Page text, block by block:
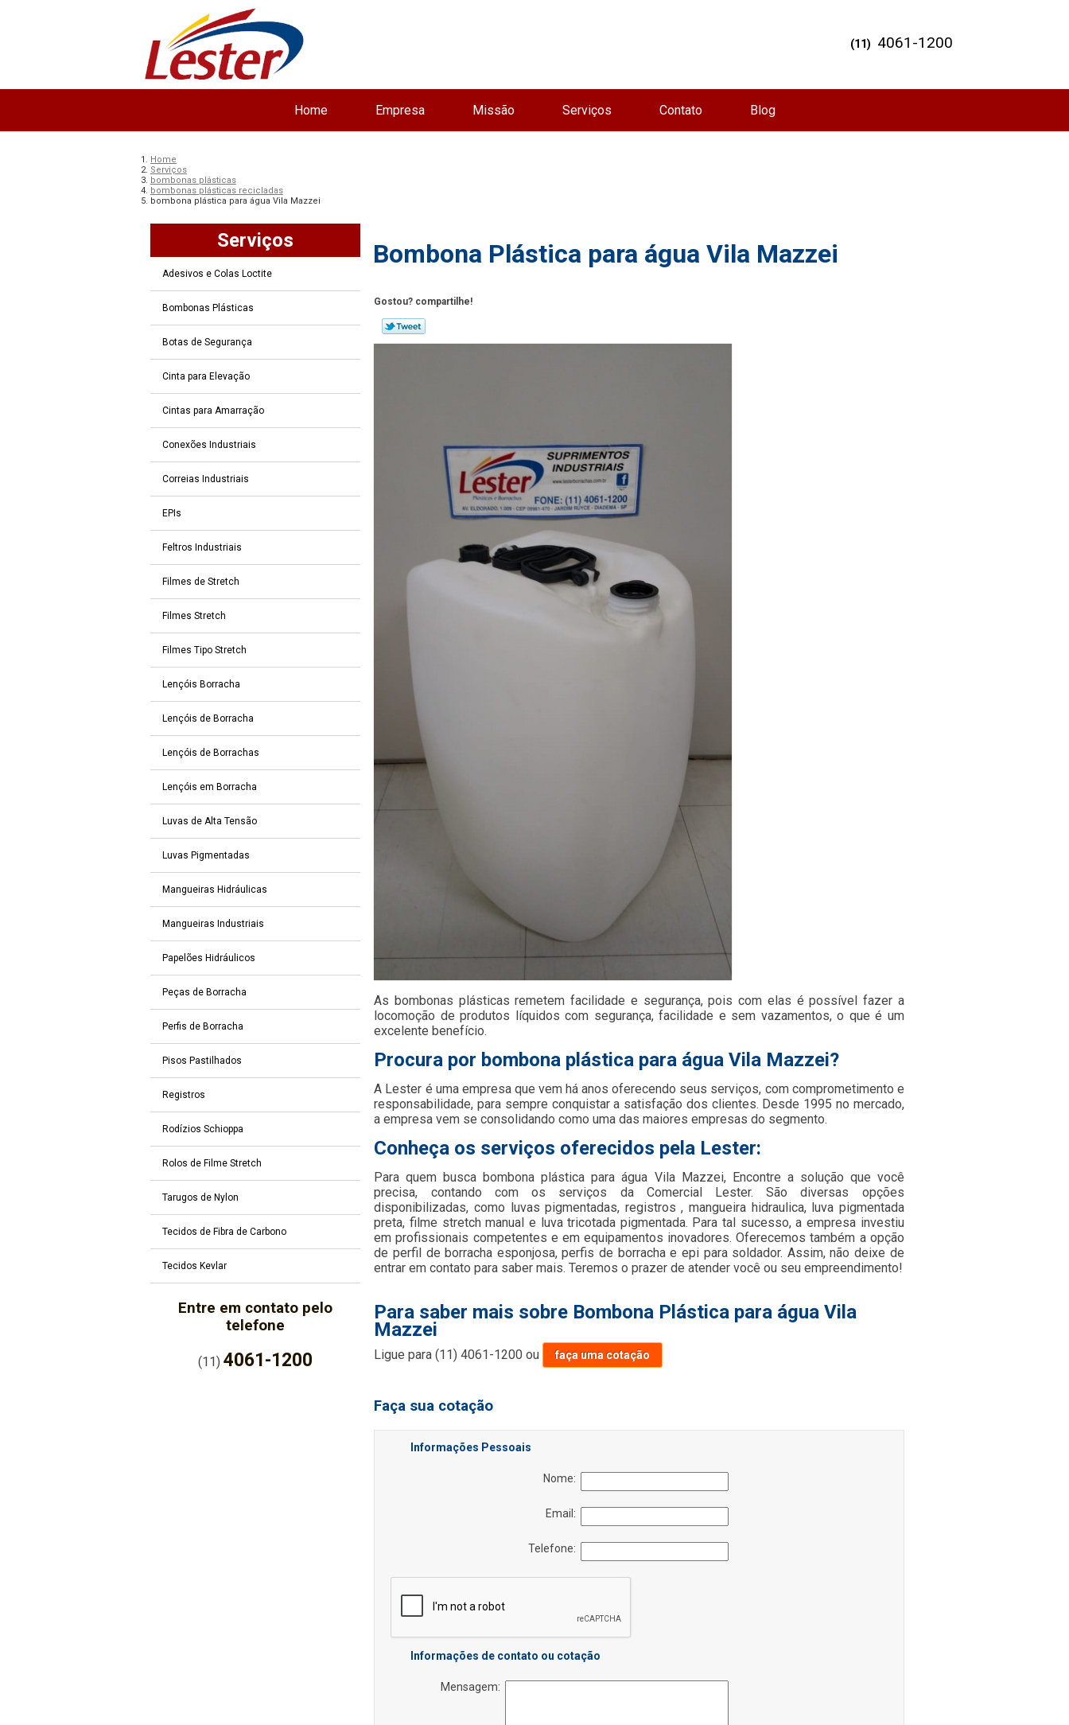
Home Empresa Missão Serviços Contato Blog
(11) 4061-1200
Home
Serviços
bombonas plásticas
bombonas plásticas recicladas
bombona plástica para água Vila Mazzei
Serviços
Adesivos e Colas Loctite
Bombonas Plásticas
Botas de Segurança
Cinta para Elevação
Cintas para Amarração
Conexões Industriais
Correias Industriais
EPIs
Feltros Industriais
Filmes de Stretch
Filmes Stretch
Filmes Tipo Stretch
Lençóis Borracha
Lençóis de Borracha
Lençóis de Borrachas
Lençóis em Borracha
Luvas de Alta Tensão
Luvas Pigmentadas
Mangueiras Hidráulicas
Mangueiras Industriais
Papelões Hidráulicos
Peças de Borracha
Perfis de Borracha
Pisos Pastilhados
Registros
Rodízios Schioppa
Rolos de Filme Stretch
Tarugos de Nylon
Tecidos de Fibra de Carbono
Tecidos Kevlar
Entre em contato pelo
telefone
(11)4061-1200
Bombona Plástica para água Vila Mazzei
Gostou? compartilhe!
As bombonas plásticas remetem facilidade e segurança, pois com elas é possível fazer a
locomoção de produtos líquidos com segurança, facilidade e sem vazamentos, o que é um
excelente benefício.
Procura por bombona plástica para água Vila Mazzei?
A Lester é uma empresa que vem há anos oferecendo seus serviços, com comprometimento e
responsabilidade, para sempre conquistar a satisfação dos clientes. Desde 1995 no mercado,
a empresa vem se consolidando como uma das maiores empresas do segmento.
Conheça os serviços oferecidos pela Lester:
Para quem busca bombona plástica para água Vila Mazzei, Encontre a solução que você
precisa, contando com os serviços da Comercial Lester. São diversas opções
disponibilizadas, como luvas pigmentadas, registros , mangueira hidraulica, luva pigmentada
preta, filme stretch manual e luva tricotada pigmentada. Para tal sucesso, a empresa investiu
em profissionais competentes e em equipamentos inovadores. Oferecemos também a opção
de perfil de borracha esponjosa, perfis de borracha e epi para soldador. Assim, não deixe de
entrar em contato para saber mais. Teremos o prazer de atender você ou seu empreendimento!
Para saber mais sobre Bombona Plástica para água Vila
Mazzei
Ligue para(11) 4061-1200 ou faça uma cotação
Faça sua cotação
Informações Pessoais
Nome:
Email:
Telefone:
Informações de contato ou cotação
Mensagem: